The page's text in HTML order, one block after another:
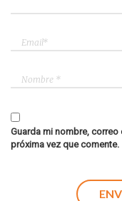
Guarda mi nombre,
próxima vez que comente.